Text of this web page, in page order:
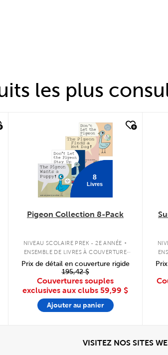
les plus
8
Livres
Pigeon Collection 8-Pack
NIVEAU SCOLAIRE PREK - 2E ANNÉE .
ENSEMBLE DE LIVRES À COUVERTURE
Prix de détail en couverture rigide
195,42 $
Couvertures souples
exclusives aux clubs 59,99 $
Ajouter au panier
VISITEZ NOS SITES